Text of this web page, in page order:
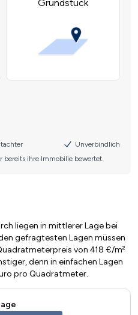
liegen in mittlerer Lage bei
gefragtesten Lagen müssen
von 418 €/m²
denn in einfachen Lagen
pro Quadratmeter.